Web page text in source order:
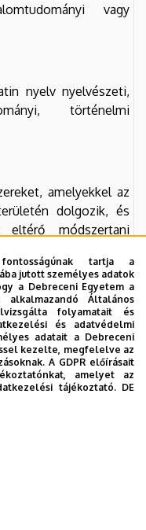
vagy
nyelv nyelvészeti,
történelmi
amelyekkel az
dolgozik, és
eltérő módszertani
tud. fokozat): dr.
PhD
ha van(nak)
tartja a
jutott személyes adatok
a Debreceni Egyetem a
alkalmazandó Általános
folyamatait és
és adatvédelmi
adatait a Debreceni
kezelte, megfelelve az
A GDPR előírásait
amelyet az
tájékoztató. DE